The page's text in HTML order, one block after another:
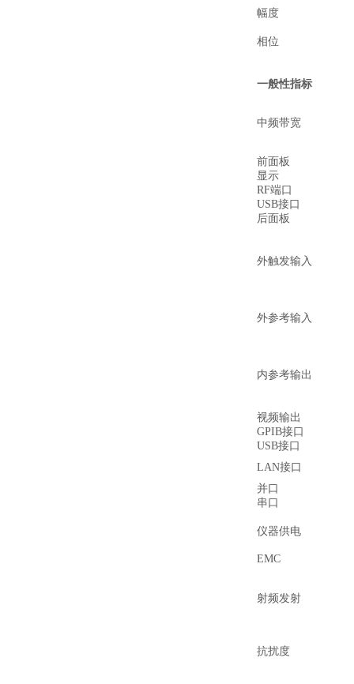
幅度
相位
一般性指标
中频带宽
前面板
显示
RF端口
USB接口
后面板
外触发输入
外参考输入
内参考输出
视频输出
GPIB接口
USB接口
LAN接口
并口
串口
仪器供电
EMC
射频发射
抗扰度